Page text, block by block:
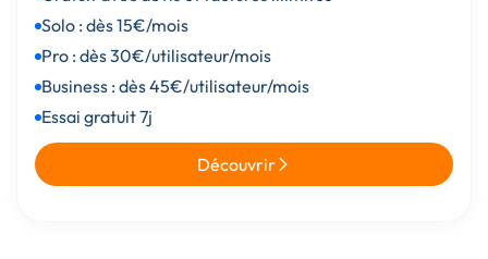
Solo : dès 15€/mois
Pro : dès 30€/utilisateur/mois
Business : dès 45€/utilisateur/mois
Essai gratuit 7j
Découvrir